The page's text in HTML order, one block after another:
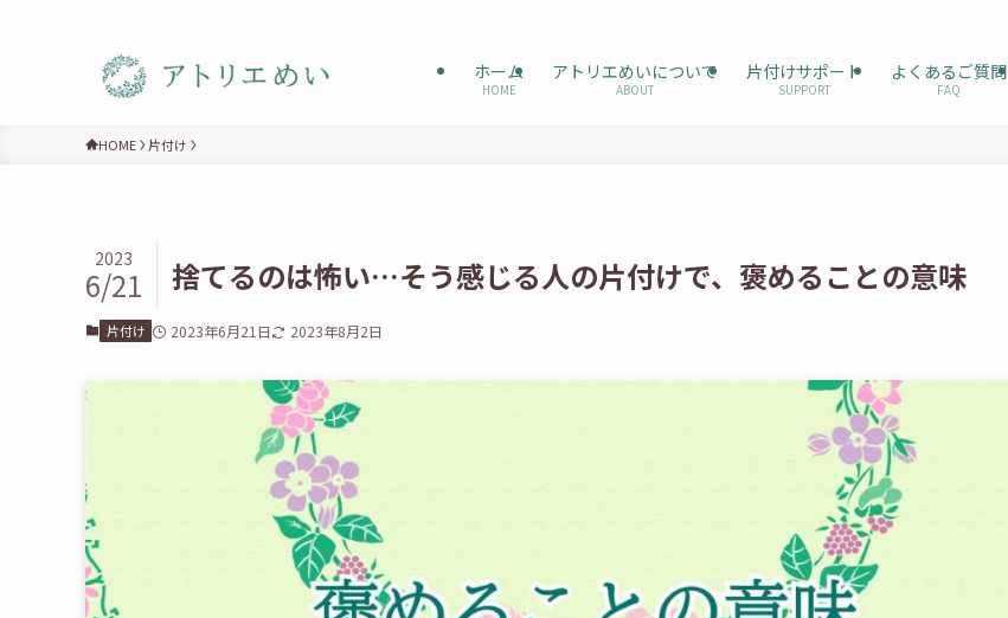
ホーム
HOME
アトリエめいについて
ABOUT
片付けサポート
SUPPORT
よくあるご質問
FAQ
HOME 片付け
捨てるのは怖い…そう感じる人の片付けで、褒めることの意味
2023
6/21
片付け 2023年6月21日 2023年8月2日